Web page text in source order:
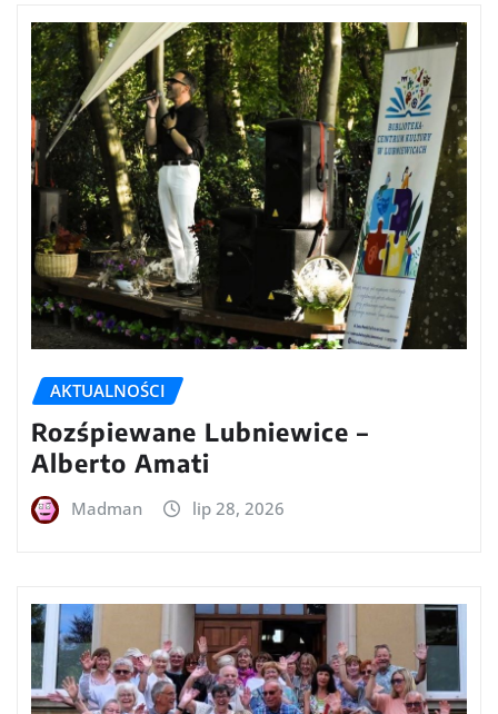
AKTUALNOŚCI
Rozśpiewane Lubniewice –
Alberto Amati
Madman lip 28, 2026